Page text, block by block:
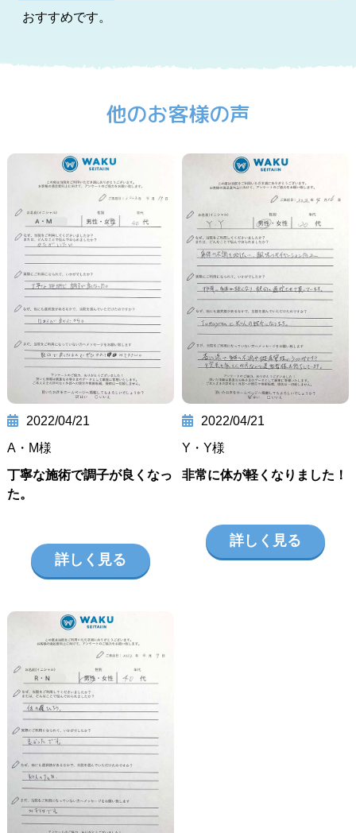
おすすめです。
他のお客様の声
2022/04/21
A・M様
丁寧な施術で調子が良くなっ
た。
詳しく見る
2022/04/21
Y・Y様
非常に体が軽くなりました！
詳しく見る